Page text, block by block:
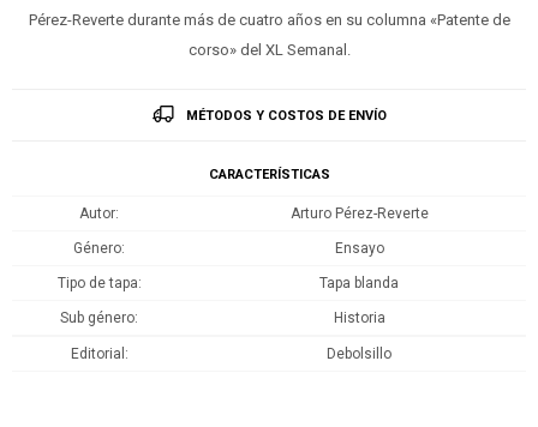
Pérez-Reverte durante más de cuatro años en su columna «Patente de
corso» del XL Semanal.
MÉTODOS Y COSTOS DE ENVÍO
CARACTERÍSTICAS
Autor Arturo Pérez-Reverte
Género Ensayo
Tipo de tapa Tapa blanda
Sub género Historia
Editorial Debolsillo